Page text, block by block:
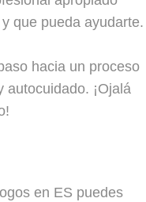
que pueda ayudarte.
hacia un proceso
¡Ojalá
en ES puedes